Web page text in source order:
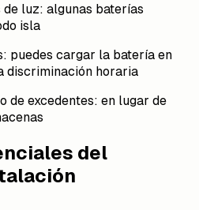
luz: algunas baterías
isla
puedes cargar la batería en
discriminación horaria
de excedentes: en lugar de
del